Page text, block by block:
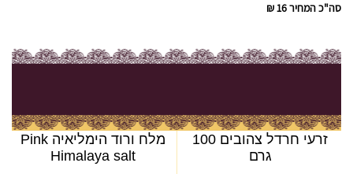
סה"כ המחיר16 ₪
זרעי חרדל צהובים 100
גרם
מלח ורוד הימליאיה Pink
Himalaya salt